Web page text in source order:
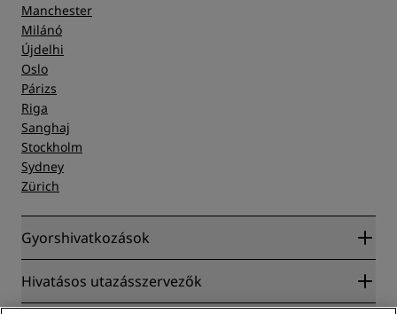
Manchester
Milánó
Újdelhi
Oslo
Párizs
Riga
Sanghaj
Stockholm
Sydney
Zürich
Gyorshivatkozások
Radisson Rewards
Hivatásos utazásszervezők